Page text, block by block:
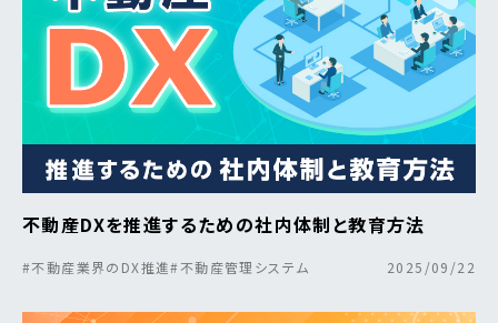
不動産DXを推進するための社内体制と教育方法
#不動産業界のDX推進#不動産管理システム 2025/09/22